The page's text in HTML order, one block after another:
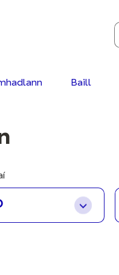
Baill